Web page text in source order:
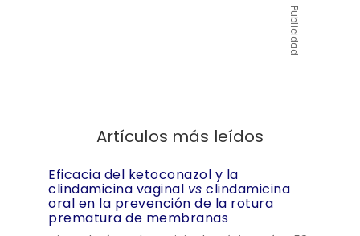
Publicidad
Artículos más leídos
Eficacia del ketoconazol y la
clindamicina vaginal vs clindamicina
oral en la prevención de la rotura
prematura de membranas